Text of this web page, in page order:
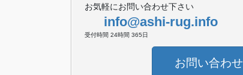
お気軽にお問い合わせ下さい
info@ashi-rug.info
受付時間 24時間 365日
お問い合わせ